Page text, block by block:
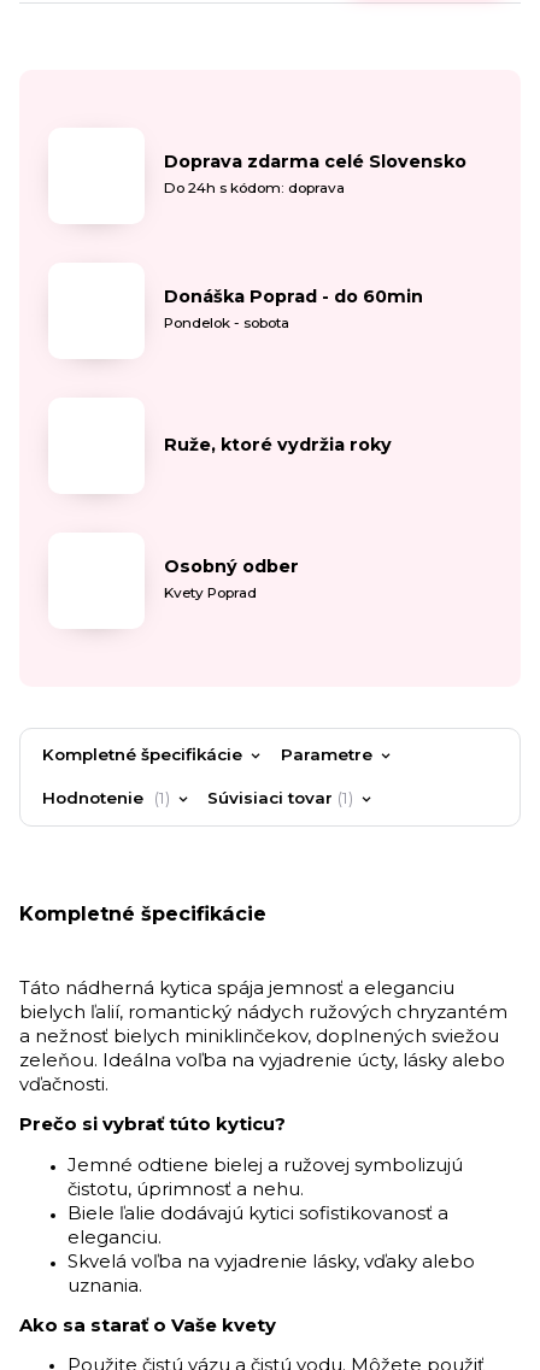
Doprava zdarma celé Slovensko
Do 24h s kódom: doprava
Donáška Poprad - do 60min
Pondelok - sobota
Ruže, ktoré vydržia roky
Osobný odber
Kvety Poprad
Kompletné špecifikácie Parametre
Hodnotenie 1 Súvisiaci tovar 1
Kompletné špecifikácie
Táto nádherná kytica spája jemnosť a eleganciu
bielych ľalií, romantický nádych ružových chryzantém
a nežnosť bielych miniklinčekov, doplnených sviežou
zeleňou. Ideálna voľba na vyjadrenie úcty, lásky alebo
vďačnosti.
Prečo si vybrať túto kyticu?
Jemné odtiene bielej a ružovej symbolizujú
čistotu, úprimnosť a nehu.
Biele ľalie dodávajú kytici sofistikovanosť a
eleganciu.
Skvelá voľba na vyjadrenie lásky, vďaky alebo
uznania.
Ako sa starať o Vaše kvety
Použite čistú vázu a čistú vodu. Môžete použiť